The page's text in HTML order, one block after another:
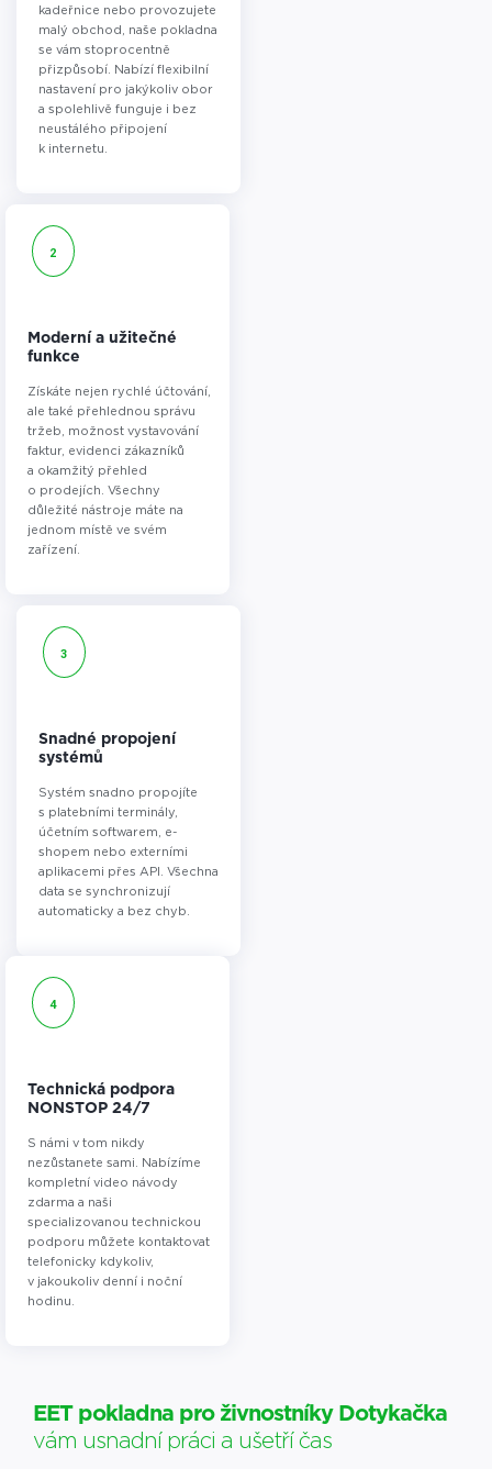
kadeřnice nebo provozujete
malý obchod, naše pokladna
se vám stoprocentně
přizpůsobí. Nabízí flexibilní
nastavení pro jakýkoliv obor
a spolehlivě funguje i bez
neustálého připojení
k internetu.
2
Moderní a užitečné
funkce
Získáte nejen rychlé účtování,
ale také přehlednou správu
tržeb, možnost vystavování
faktur, evidenci zákazníků
a okamžitý přehled
o prodejích. Všechny
důležité nástroje máte na
jednom místě ve svém
zařízení.
3
Snadné propojení
systémů
Systém snadno propojíte
s platebními terminály,
účetním softwarem, e-
shopem nebo externími
aplikacemi přes API. Všechna
data se synchronizují
automaticky a bez chyb.
4
Technická podpora
NONSTOP 24/7
S námi v tom nikdy
nezůstanete sami. Nabízíme
kompletní video návody
zdarma a naši
specializovanou technickou
podporu můžete kontaktovat
telefonicky kdykoliv,
v jakoukoliv denní i noční
hodinu.
EET pokladna pro živnostníky Dotykačka
vám usnadní práci a ušetří čas